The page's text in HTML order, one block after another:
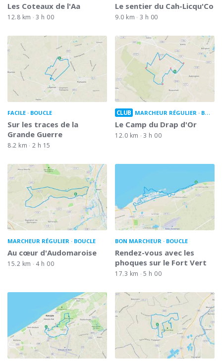
Les Coteaux de l'Aa
12.8 km 3 h 00
Le sentier du Cah-Licqu'Co
9.0 km 3 h 00
FACILE BOUCLE
Sur les traces de la
Grande Guerre
8.2 km 2 h 15
CLUB MARCHEUR RÉGULIER BOUCLE
Le Camp du Drap d'Or
12.0 km 3 h 00
MARCHEUR RÉGULIER BOUCLE
Au cœur d'Audomaroise
15.2 km 4 h 00
BON MARCHEUR BOUCLE
Rendez-vous avec les
phoques sur le Fort Vert
17.3 km 5 h 00